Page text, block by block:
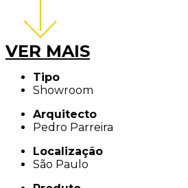
VER MAIS
Tipo
Showroom
Arquitecto
Pedro Parreira
Localização
São Paulo